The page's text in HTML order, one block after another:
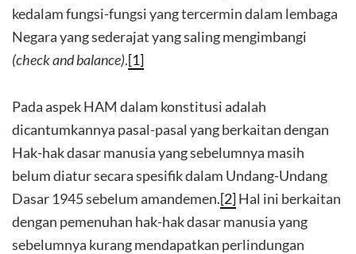
kedalam fungsi-fungsi yang tercermin dalam lembaga
Negara yang sederajat yang saling mengimbangi
(check and balance).[1]
Pada aspek HAM dalam konstitusi adalah
dicantumkannya pasal-pasal yang berkaitan dengan
Hak-hak dasar manusia yang sebelumnya masih
belum diatur secara spesifik dalam Undang-Undang
Dasar 1945 sebelum amandemen.[2]Hal ini berkaitan
dengan pemenuhan hak-hak dasar manusia yang
sebelumnya kurang mendapatkan perlindungan